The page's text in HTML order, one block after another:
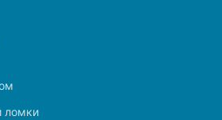
ломки